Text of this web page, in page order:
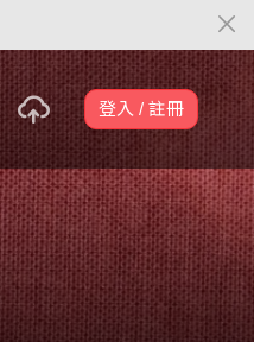
登入 / 註冊